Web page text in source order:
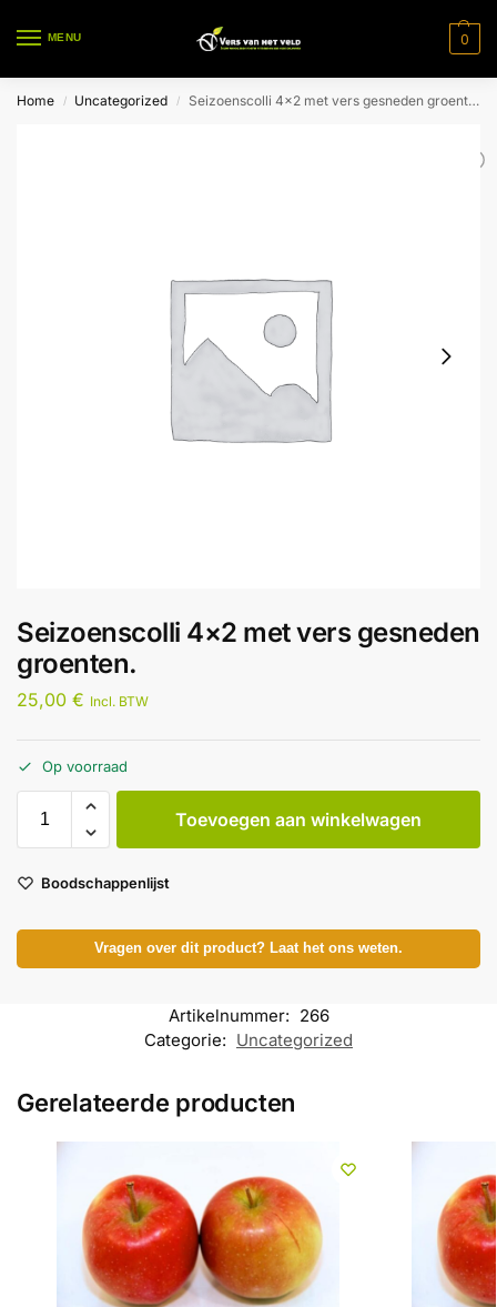
MENU 0
Home / Uncategorized / Seizoenscolli 4×2 met vers gesneden groenten.
Seizoenscolli 4×2 met vers gesneden
groenten.
25,00 € Incl. BTW
Op voorraad
Toevoegen aan winkelwagen
Boodschappenlijst
Vragen over dit product? Laat het ons weten.
Artikelnummer: 266
Categorie: Uncategorized
Gerelateerde producten